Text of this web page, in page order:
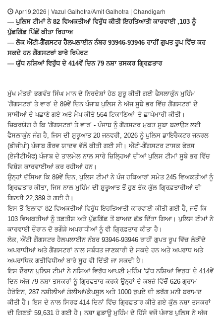
Apr19,2026 | Vazul Galhotra/Amit Galhotra | Chandigarh
— ਪੁਲਿਸ ਟੀਮਾਂ ਨੇ 82 ਵਿਅਕਤੀਆਂ ਵਿਰੁੱਧ ਕੀਤੀ ਇਹਤਿਆਤੀ ਕਾਰਵਾਈ ,103 ਨੂੰ
ਪੁੱਛਗਿੱਛ ਪਿੱਛੋਂ ਕੀਤਾ ਰਿਹਾਅ
— ਲੋਕ ਐਂਟੀ-ਗੈਂਗਸਟਰ ਹੈਲਪਲਾਈਨ ਨੰਬਰ 93946-93946 ਰਾਹੀਂ ਗੁਪਤ ਰੂਪ ਵਿੱਚ ਕਰ
ਸਕਦੇ ਹਨ ਗੈਂਗਸਟਰਾਂ ਬਾਰੇ ਰਿਪੋਰਟ
— ਯੁੱਧ ਨਸ਼ਿਆਂ ਵਿਰੁੱਧ ਦੇ 414ਵੇਂ ਦਿਨ 79 ਨਸ਼ਾ ਤਸਕਰ ਗ੍ਰਿਫ਼ਤਾਰ
ਮੁੱਖ ਮੰਤਰੀ ਭਗਵੰਤ ਸਿੰਘ ਮਾਨ ਦੇ ਨਿਰਦੇਸ਼ਾਂ ਹੇਠ ਸ਼ੁਰੂ ਕੀਤੀ ਗਈ ਫੈਸਲਾਕੁੰਨ ਮੁਹਿੰਮ
’ਗੈਂਗਸਟਰਾਂ ਤੇ ਵਾਰ’ ਦੇ 89ਵੇਂ ਦਿਨ ਪੰਜਾਬ ਪੁਲਿਸ ਨੇ ਅੱਜ ਸੂਬੇ ਭਰ ਵਿੱਚ ਗੈਂਗਸਟਰਾਂ ਦੇ
ਸਾਥੀਆਂ ਦੇ ਪਛਾਣੇ ਗਏ ਅਤੇ ਮੈਪ ਕੀਤੇ 564 ਟਿਕਾਣਿਆਂ ’ਤੇ ਛਾਪੇਮਾਰੀ ਕੀਤੀ।
ਜ਼ਿਕਰਯੋਗ ਹੈ ਕਿ ‘ਗੈਂਗਸਟਰਾਂ ਤੇ ਵਾਰ’ - ਪੰਜਾਬ ਨੂੰ ਗੈਂਗਸਟਰ ਮੁਕਤ ਸੂਬਾ ਬਣਾਉਣ ਲਈ
ਫੈਸਲਾਕੁੰਨ ਜੰਗ ਹੈ, ਜਿਸ ਦੀ ਸ਼ੁਰੂਆਤ 20 ਜਨਵਰੀ, 2026 ਨੂੰ ਪੁਲਿਸ ਡਾਇਰੈਕਟਰ ਜਨਰਲ
(ਡੀਜੀਪੀ) ਪੰਜਾਬ ਗੌਰਵ ਯਾਦਵ ਵੱਲੋਂ ਕੀਤੀ ਗਈ ਸੀ। ਐਂਟੀ-ਗੈਂਗਸਟਰ ਟਾਸਕ ਫੋਰਸ
(ਏਜੀਟੀਐਫ) ਪੰਜਾਬ ਦੇ ਤਾਲਮੇਲ ਨਾਲ ਸਾਰੇ ਜ਼ਿਲਿ੍ਹਆਂ ਦੀਆਂ ਪੁਲਿਸ ਟੀਮਾਂ ਸੂਬੇ ਭਰ ਵਿੱਚ
ਵਿਸ਼ੇਸ਼ ਕਾਰਵਾਈਆਂ ਕਰ ਰਹੀਆਂ ਹਨ।
ਉਨ੍ਹਾਂ ਦੱਸਿਆ ਕਿ 89ਵੇਂ ਦਿਨ, ਪੁਲਿਸ ਟੀਮਾਂ ਨੇ ਪੰਜ ਹਥਿਆਰਾਂ ਸਮੇਤ 245 ਵਿਅਕਤੀਆਂ ਨੂੰ
ਗ੍ਰਿਫ਼ਤਾਰ ਕੀਤਾ, ਜਿਸ ਨਾਲ ਮੁਹਿੰਮ ਦੀ ਸ਼ੁਰੂਆਤ ਤੋਂ ਹੁਣ ਤੱਕ ਕੁੱਲ ਗ੍ਰਿਫ਼ਤਾਰੀਆਂ ਦੀ
ਗਿਣਤੀ 22,389 ਹੋ ਗਈ ਹੈ।
ਇਸ ਤੋਂ ਇਲਾਵਾ 82 ਵਿਅਕਤੀਆਂ ਵਿਰੁੱਧ ਇਹਤਿਆਤੀ ਕਾਰਵਾਈ ਕੀਤੀ ਗਈ ਹੈ, ਜਦੋਂ ਕਿ
103 ਵਿਅਕਤੀਆਂ ਨੂੰ ਤਫ਼ਤੀਸ਼ ਅਤੇ ਪੁੱਛਗਿੱਛ ਤੋਂ ਬਾਅਦ ਛੱਡ ਦਿੱਤਾ ਗਿਆ। ਪੁਲਿਸ ਟੀਮਾਂ ਨੇ
ਕਾਰਵਾਈ ਦੌਰਾਨ ਦੋ ਭਗੌੜੇ ਅਪਰਾਧੀਆਂ ਨੂੰ ਵੀ ਗ੍ਰਿਫ਼ਤਾਰ ਕੀਤਾ ਹੈ।
ਲੋਕ, ਐਂਟੀ ਗੈਂਗਸਟਰ ਹੈਲਪਲਾਈਨ ਨੰਬਰ 93946-93946 ਰਾਹੀਂ ਗੁਪਤ ਰੂਪ ਵਿੱਚ ਲੋੜੀਂਦੇ
ਅਪਰਾਧੀਆਂ ਅਤੇ ਗੈਂਗਸਟਰਾਂ ਨਾਲ ਸਬੰਧਤ ਜਾਣਕਾਰੀ ਦੇ ਸਕਦੇ ਹਨ ਅਤੇ ਅਪਰਾਧ ਅਤੇ
ਅਪਰਾਧਿਕ ਗਤੀਵਿਧੀਆਂ ਬਾਰੇ ਸੂਹ ਵੀ ਦਿੱਤੀ ਜਾ ਸਕਦੀ ਹੈ।
ਇਸ ਦੌਰਾਨ ਪੁਲਿਸ ਟੀਮਾਂ ਨੇ ਨਸ਼ਿਆਂ ਵਿਰੁੱਧ ਆਪਣੀ ਮੁਹਿੰਮ ‘ਯੁੱਧ ਨਸ਼ਿਆਂ ਵਿਰੁਧ‘ ਦੇ 414ਵੇਂ
ਦਿਨ ਅੱਜ 79 ਨਸ਼ਾ ਤਸਕਰਾਂ ਨੂੰ ਗ੍ਰਿਫਤਾਰ ਕਰਕੇ ਉਨ੍ਹਾਂ ਦੇ ਕਬਜ਼ੇ ਵਿੱਚੋਂ 626 ਗ੍ਰਾਮ
ਹੈਰੋਇਨ, 287 ਨਸ਼ੀਲੀਆਂ ਗੋਲੀਆਂ/ਕੈਪਸੂਲ ਅਤੇ 1000 ਰੁਪਏ ਦੀ ਡਰੱਗ ਮਨੀ ਬਰਾਮਦ
ਕੀਤੀ ਹੈ। ਇਸ ਦੇ ਨਾਲ ਸਿਰਫ 414 ਦਿਨਾਂ ਵਿੱਚ ਗ੍ਰਿਫ਼ਤਾਰ ਕੀਤੇ ਗਏ ਕੁੱਲ ਨਸ਼ਾ ਤਸਕਰਾਂ
ਦੀ ਗਿਣਤੀ 59,631 ਹੋ ਗਈ ਹੈ। ਨਸ਼ਾ ਛੁਡਾਊ ਮੁਹਿੰਮ ਦੇ ਹਿੱਸੇ ਵਜੋਂ ਪੰਜਾਬ ਪੁਲਿਸ ਨੇ ਅੱਜ